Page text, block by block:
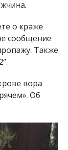
о краже
сообщение
Также
вора
Об